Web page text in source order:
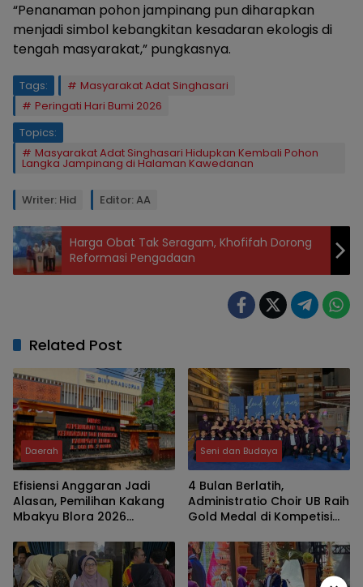
“Penanaman pohon jampinang pun diharapkan
menjadi simbol kebangkitan kesadaran ekologis di
tengah masyarakat,” pungkasnya.
Tags:
Masyarakat Adat Singhasari
Peringati Hari Bumi 2026
Topics:
Masyarakat Adat Singhasari Hidupkan Kembali Pohon
Langka Jampinang di Halaman Kawedanan
Writer: Hid Editor: AA
Harga Obat Tak Seragam, Khofifah Dorong
Reformasi Pengadaan
Related Post
Daerah
Efisiensi Anggaran Jadi
Alasan, Pemilihan Kakang
Mbakyu Blora 2026
Seni dan Budaya
4 Bulan Berlatih,
Administratio Choir UB Raih
Gold Medal di Kompetisi
Spanyol